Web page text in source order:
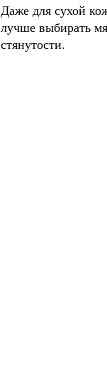
Даже для сухой
лучше выбирать
стянутости.